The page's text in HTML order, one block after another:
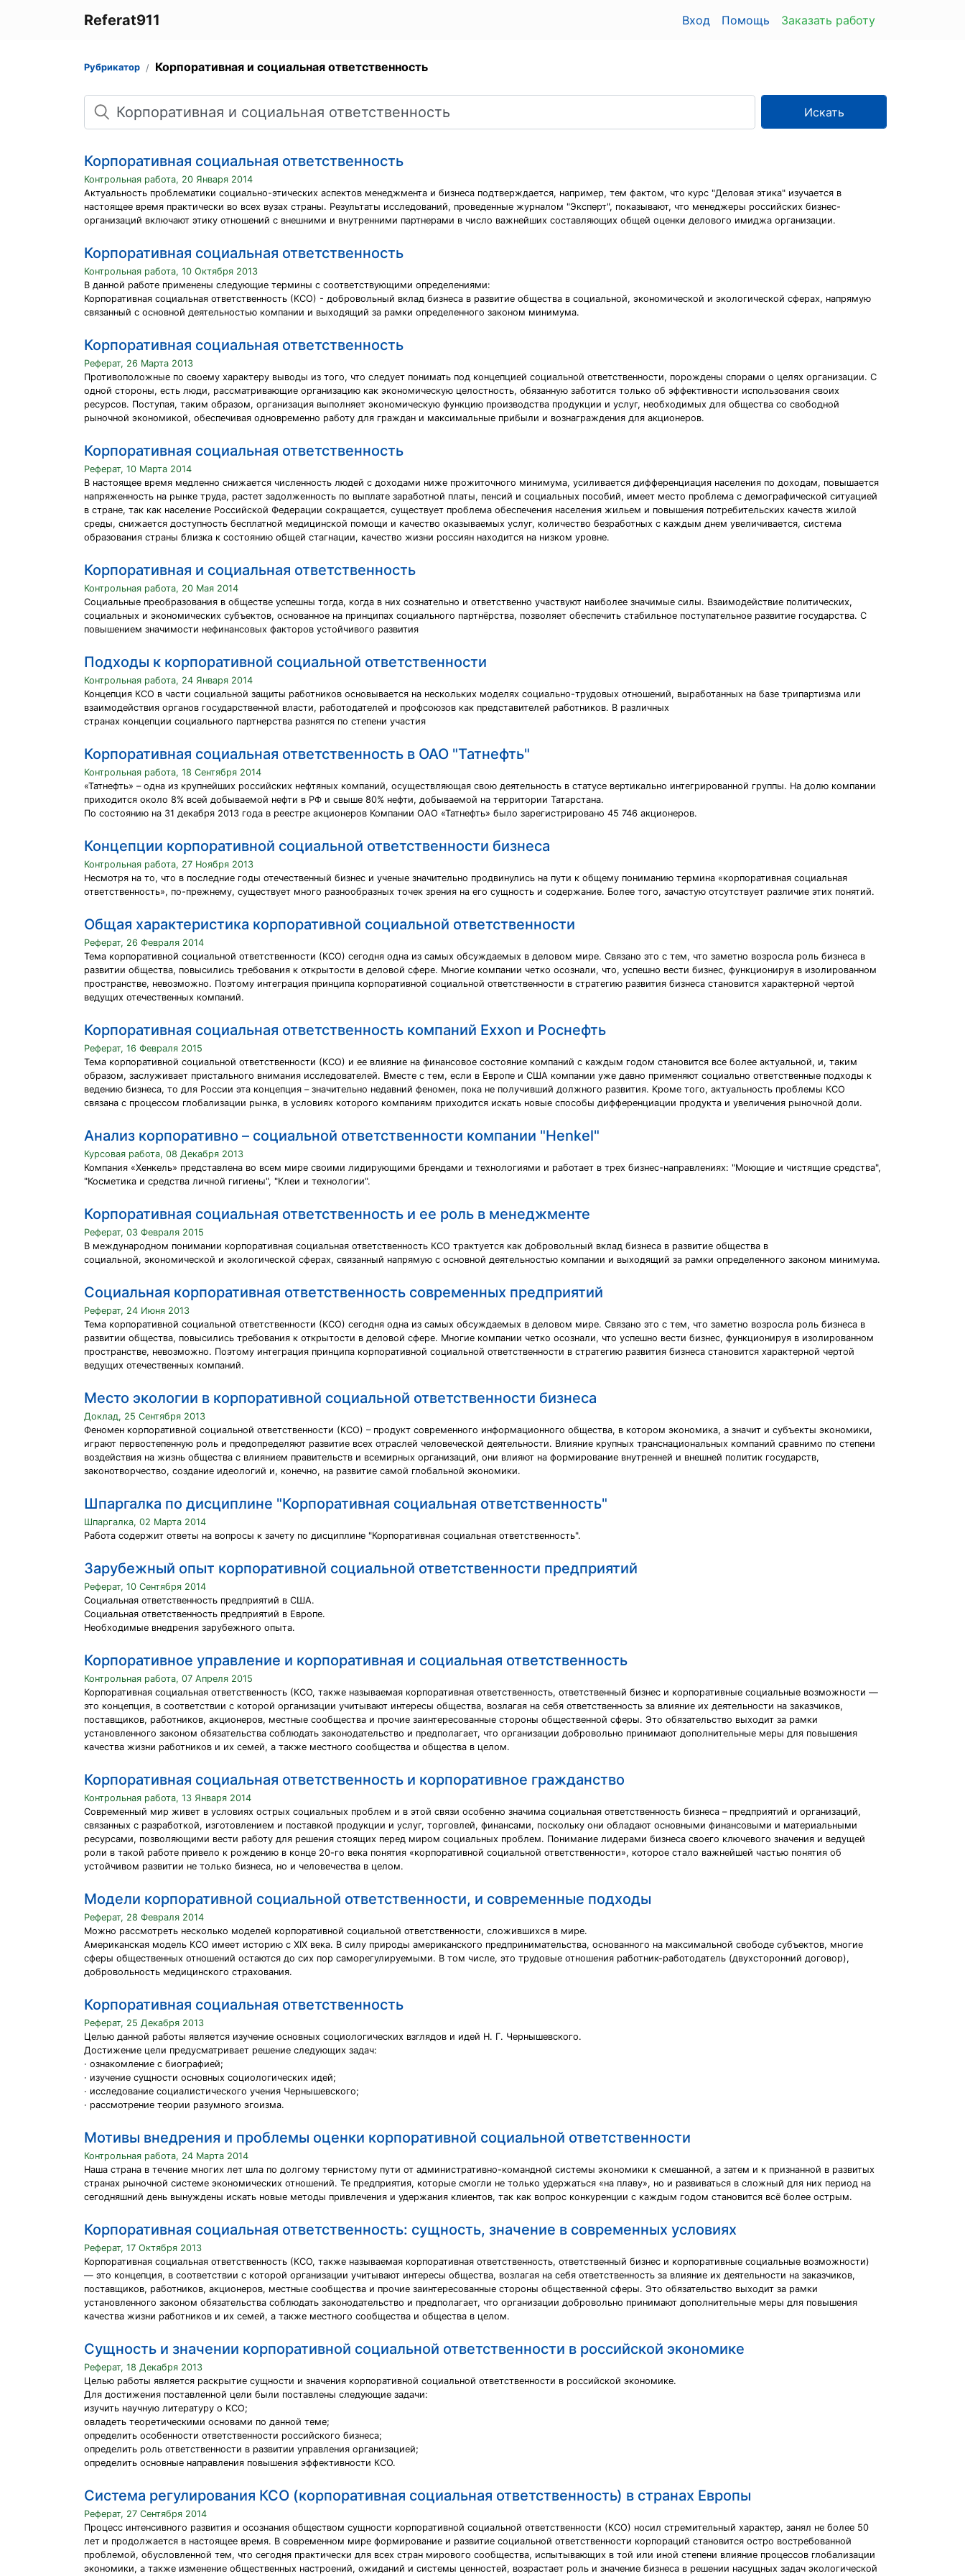
Referat911 Вход Помощь Заказать работу
Рубрикатор Корпоративная и социальная ответственность
Поиск
Искать
Корпоративная социальная ответственность
Контрольная работа, 20 Января 2014
Актуальность проблематики социально-этических аспектов менеджмента и бизнеса подтверждается, например, тем фактом, что курс "Деловая этика" изучается в
настоящее время практически во всех вузах страны. Результаты исследований, проведенные журналом "Эксперт", показывают, что менеджеры российских бизнес-
организаций включают этику отношений с внешними и внутренними партнерами в число важнейших составляющих общей оценки делового имиджа организации.
Корпоративная социальная ответственность
Контрольная работа, 10 Октября 2013
В данной работе применены следующие термины с соответствующими определениями:
Корпоративная социальная ответственность (КСО) - добровольный вклад бизнеса в развитие общества в социальной, экономической и экологической сферах, напрямую
связанный с основной деятельностью компании и выходящий за рамки определенного законом минимума.
Корпоративная социальная ответственность
Реферат, 26 Марта 2013
Противоположные по своему характеру выводы из того, что следует понимать под концепцией социальной ответственности, порождены спорами о целях организации. С
одной стороны, есть люди, рассматривающие организацию как экономическую целостность, обязанную заботится только об эффективности использования своих
ресурсов. Поступая, таким образом, организация выполняет экономическую функцию производства продукции и услуг, необходимых для общества со свободной
рыночной экономикой, обеспечивая одновременно работу для граждан и максимальные прибыли и вознаграждения для акционеров.
Корпоративная социальная ответственность
Реферат, 10 Марта 2014
В настоящее время медленно снижается численность людей с доходами ниже прожиточного минимума, усиливается дифференциация населения по доходам, повышается
напряженность на рынке труда, растет задолженность по выплате заработной платы, пенсий и социальных пособий, имеет место проблема с демографической ситуацией
в стране, так как население Российской Федерации сокращается, существует проблема обеспечения населения жильем и повышения потребительских качеств жилой
среды, снижается доступность бесплатной медицинской помощи и качество оказываемых услуг, количество безработных с каждым днем увеличивается, система
образования страны близка к состоянию общей стагнации, качество жизни россиян находится на низком уровне.
Корпоративная и социальная ответственность
Контрольная работа, 20 Мая 2014
Социальные преобразования в обществе успешны тогда, когда в них сознательно и ответственно участвуют наиболее значимые силы. Взаимодействие политических,
социальных и экономических субъектов, основанное на принципах социального партнёрства, позволяет обеспечить стабильное поступательное развитие государства. С
повышением значимости нефинансовых факторов устойчивого развития
Подходы к корпоративной социальной ответственности
Контрольная работа, 24 Января 2014
Концепция КСО в части социальной защиты работников основывается на нескольких моделях социально-трудовых отношений, выработанных на базе трипартизма или
взаимодействия органов государственной власти, работодателей и профсоюзов как представителей работников. В различных
странах концепции социального партнерства разнятся по степени участия
Корпоративная социальная ответственность в ОАО "Татнефть"
Контрольная работа, 18 Сентября 2014
«Татнефть» – одна из крупнейших российских нефтяных компаний, осуществляющая свою деятельность в статусе вертикально интегрированной группы. На долю компании
приходится около 8% всей добываемой нефти в РФ и свыше 80% нефти, добываемой на территории Татарстана.
По состоянию на 31 декабря 2013 года в реестре акционеров Компании ОАО «Татнефть» было зарегистрировано 45 746 акционеров.
Концепции корпоративной социальной ответственности бизнеса
Контрольная работа, 27 Ноября 2013
Несмотря на то, что в последние годы отечественный бизнес и ученые значительно продвинулись на пути к общему пониманию термина «корпоративная социальная
ответственность», по-прежнему, существует много разнообразных точек зрения на его сущность и содержание. Более того, зачастую отсутствует различие этих понятий.
Общая характеристика корпоративной социальной ответственности
Реферат, 26 Февраля 2014
Тема корпоративной социальной ответственности (КСО) сегодня одна из самых обсуждаемых в деловом мире. Связано это с тем, что заметно возросла роль бизнеса в
развитии общества, повысились требования к открытости в деловой сфере. Многие компании четко осознали, что, успешно вести бизнес, функционируя в изолированном
пространстве, невозможно. Поэтому интеграция принципа корпоративной социальной ответственности в стратегию развития бизнеса становится характерной чертой
ведущих отечественных компаний.
Корпоративная социальная ответственность компаний Exxon и Роснефть
Реферат, 16 Февраля 2015
Тема корпоративной социальной ответственности (КСО) и ее влияние на финансовое состояние компаний с каждым годом становится все более актуальной, и, таким
образом, заслуживает пристального внимания исследователей. Вместе с тем, если в Европе и США компании уже давно применяют социально ответственные подходы к
ведению бизнеса, то для России эта концепция – значительно недавний феномен, пока не получивший должного развития. Кроме того, актуальность проблемы КСО
связана с процессом глобализации рынка, в условиях которого компаниям приходится искать новые способы дифференциации продукта и увеличения рыночной доли.
Анализ корпоративно – социальной ответственности компании "Henkel"
Курсовая работа, 08 Декабря 2013
Компания «Хенкель» представлена во всем мире своими лидирующими брендами и технологиями и работает в трех бизнес-направлениях: "Моющие и чистящие средства",
"Косметика и средства личной гигиены", "Клеи и технологии".
Корпоративная социальная ответственность и ее роль в менеджменте
Реферат, 03 Февраля 2015
В международном понимании корпоративная социальная ответственность КСО трактуется как добровольный вклад бизнеса в развитие общества в
социальной, экономической и экологической сферах, связанный напрямую с основной деятельностью компании и выходящий за рамки определенного законом минимума.
Социальная корпоративная ответственность современных предприятий
Реферат, 24 Июня 2013
Тема корпоративной социальной ответственности (КСО) сегодня одна из самых обсуждаемых в деловом мире. Связано это с тем, что заметно возросла роль бизнеса в
развитии общества, повысились требования к открытости в деловой сфере. Многие компании четко осознали, что успешно вести бизнес, функционируя в изолированном
пространстве, невозможно. Поэтому интеграция принципа корпоративной социальной ответственности в стратегию развития бизнеса становится характерной чертой
ведущих отечественных компаний.
Место экологии в корпоративной социальной ответственности бизнеса
Доклад, 25 Сентября 2013
Феномен корпоративной социальной ответственности (КСО) – продукт современного информационного общества, в котором экономика, а значит и субъекты экономики,
играют первостепенную роль и предопределяют развитие всех отраслей человеческой деятельности. Влияние крупных транснациональных компаний сравнимо по степени
воздействия на жизнь общества с влиянием правительств и всемирных организаций, они влияют на формирование внутренней и внешней политик государств,
законотворчество, создание идеологий и, конечно, на развитие самой глобальной экономики.
Шпаргалка по дисциплине "Корпоративная социальная ответственность"
Шпаргалка, 02 Марта 2014
Работа содержит ответы на вопросы к зачету по дисциплине "Корпоративная социальная ответственность".
Зарубежный опыт корпоративной социальной ответственности предприятий
Реферат, 10 Сентября 2014
Социальная ответственность предприятий в США.
Социальная ответственность предприятий в Европе.
Необходимые внедрения зарубежного опыта.
Корпоративное управление и корпоративная и социальная ответственность
Контрольная работа, 07 Апреля 2015
Корпоративная социальная ответственность (КСО, также называемая корпоративная ответственность, ответственный бизнес и корпоративные социальные возможности —
это концепция, в соответствии с которой организации учитывают интересы общества, возлагая на себя ответственность за влияние их деятельности на заказчиков,
поставщиков, работников, акционеров, местные сообщества и прочие заинтересованные стороны общественной сферы. Это обязательство выходит за рамки
установленного законом обязательства соблюдать законодательство и предполагает, что организации добровольно принимают дополнительные меры для повышения
качества жизни работников и их семей, а также местного сообщества и общества в целом.
Корпоративная социальная ответственность и корпоративное гражданство
Контрольная работа, 13 Января 2014
Современный мир живет в условиях острых социальных проблем и в этой связи особенно значима социальная ответственность бизнеса – предприятий и организаций,
связанных с разработкой, изготовлением и поставкой продукции и услуг, торговлей, финансами, поскольку они обладают основными финансовыми и материальными
ресурсами, позволяющими вести работу для решения стоящих перед миром социальных проблем. Понимание лидерами бизнеса своего ключевого значения и ведущей
роли в такой работе привело к рождению в конце 20-го века понятия «корпоративной социальной ответственности», которое стало важнейшей частью понятия об
устойчивом развитии не только бизнеса, но и человечества в целом.
Модели корпоративной социальной ответственности, и современные подходы
Реферат, 28 Февраля 2014
Можно рассмотреть несколько моделей корпоративной социальной ответственности, сложившихся в мире.
Американская модель КСО имеет историю с XIX века. В силу природы американского предпринимательства, основанного на максимальной свободе субъектов, многие
сферы общественных отношений остаются до сих пор саморегулируемыми. В том числе, это трудовые отношения работник-работодатель (двухсторонний договор),
добровольность медицинского страхования.
Корпоративная социальная ответственность
Реферат, 25 Декабря 2013
Целью данной работы является изучение основных социологических взглядов и идей Н. Г. Чернышевского.
Достижение цели предусматривает решение следующих задач:
· ознакомление с биографией;
· изучение сущности основных социологических идей;
· исследование социалистического учения Чернышевского;
· рассмотрение теории разумного эгоизма.
Мотивы внедрения и проблемы оценки корпоративной социальной ответственности
Контрольная работа, 24 Марта 2014
Наша страна в течение многих лет шла по долгому тернистому пути от административно-командной системы экономики к смешанной, а затем и к признанной в развитых
странах рыночной системе экономических отношений. Те предприятия, которые смогли не только удержаться «на плаву», но и развиваться в сложный для них период на
сегодняшний день вынуждены искать новые методы привлечения и удержания клиентов, так как вопрос конкуренции с каждым годом становится всё более острым.
Корпоративная социальная ответственность: сущность, значение в современных условиях
Реферат, 17 Октября 2013
Корпоративная социальная ответственность (КСО, также называемая корпоративная ответственность, ответственный бизнес и корпоративные социальные возможности)
— это концепция, в соответствии с которой организации учитывают интересы общества, возлагая на себя ответственность за влияние их деятельности на заказчиков,
поставщиков, работников, акционеров, местные сообщества и прочие заинтересованные стороны общественной сферы. Это обязательство выходит за рамки
установленного законом обязательства соблюдать законодательство и предполагает, что организации добровольно принимают дополнительные меры для повышения
качества жизни работников и их семей, а также местного сообщества и общества в целом.
Сущность и значении корпоративной социальной ответственности в российской экономике
Реферат, 18 Декабря 2013
Целью работы является раскрытие сущности и значения корпоративной социальной ответственности в российской экономике.
Для достижения поставленной цели были поставлены следующие задачи:
изучить научную литературу о КСО;
овладеть теоретическими основами по данной теме;
определить особенности ответственности российского бизнеса;
определить роль ответственности в развитии управления организацией;
определить основные направления повышения эффективности КСО.
Система регулирования КСО (корпоративная социальная ответственность) в странах Европы
Реферат, 27 Сентября 2014
Процесс интенсивного развития и осознания обществом сущности корпоративной социальной ответственности (КСО) носил стремительный характер, занял не более 50
лет и продолжается в настоящее время. В современном мире формирование и развитие социальной ответственности корпораций становится остро востребованной
проблемой, обусловленной тем, что сегодня практически для всех стран мирового сообщества, испытывающих в той или иной степени влияние процессов глобализации
экономики, а также изменение общественных настроений, ожиданий и системы ценностей, возрастает роль и значение бизнеса в решении насущных задач экологической